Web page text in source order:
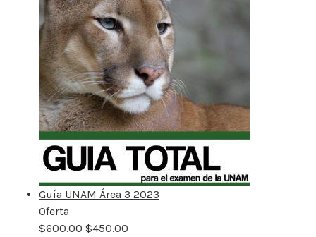
Guía UNAM Área 3 2023
Oferta
rebajado
$600.00 $450.00